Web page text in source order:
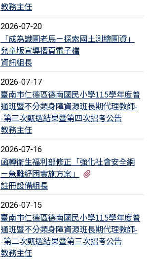
教務主任
2026-07-20
「成為識圖老馬－探索國土測繪圖資」
兒童版宣導摺頁電子檔
資訊組長
2026-07-17
臺南市仁德區德南國民小學115學年度普
通班暨不分類身障資源班長期代理教師-
-第三次甄選結果暨第四次招考公告
教務主任
2026-07-16
函轉衛生福利部修正「強化社會安全網
－急難紓困實施方案」
註冊設備組長
2026-07-15
臺南市仁德區德南國民小學115學年度普
通班暨不分類身障資源班長期代理教師-
-第二次甄選結果暨第三次招考公告
教務主任